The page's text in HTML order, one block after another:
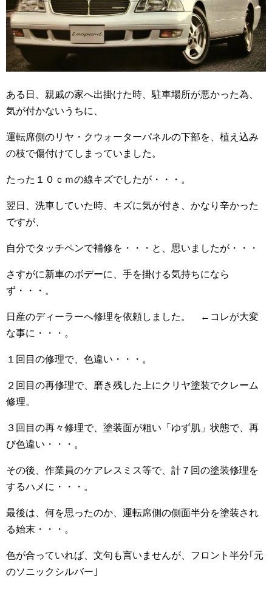
ある日、親戚の家へ出掛けた時、駐車場所が悪かった為、
気が付かないうちに、
運転席側のリヤ・クウォーターパネルの下部を、植え込み
の枝で傷付けてしまっていました。
たった１０ｃｍの線キズでしたが・・・。
翌日、洗車していた時、キズに気が付き、かなり辛かった
ですが、
自分でタッチペンで補修を・・・と、思いましたが・・・
さすがに新車のボデーに、手を掛ける気持ちになら
ず・・・。
日産のディーラーへ修理を依頼しました。 ←コレが大変
な事に・・・。
１回目の修理で、色違い・・・。
２回目の再修理で、磨き残した上にクリヤ塗装でクレーム
修理。
３回目の再々修理で、塗装面が粗い「ゆず肌」状態で、再
び色違い・・・。
その後、作業員のケアレスミス等で、計７回の塗装修理を
するハメに・・・。
最後は、何を思ったのか、運転席側の側面半分を塗装され
る始末・・・。
色が合っていれば、文句も言いませんが、フロント半分｢元
のソニックシルバー｣